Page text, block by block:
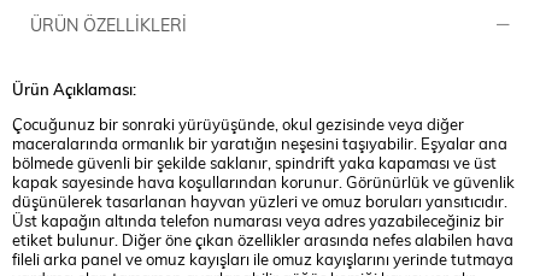
ÜRÜN ÖZELLIKLERI
Ürün Açıklaması:
Çocuğunuz bir sonraki yürüyüşünde, okul gezisinde veya diğer
maceralarında ormanlık bir yaratığın neşesini taşıyabilir. Eşyalar ana
bölmede güvenli bir şekilde saklanır, spindrift yaka kapaması ve üst
kapak sayesinde hava koşullarından korunur. Görünürlük ve güvenlik
düşünülerek tasarlanan hayvan yüzleri ve omuz boruları yansıtıcıdır.
Üst kapağın altında telefon numarası veya adres yazabileceğiniz bir
etiket bulunur. Diğer öne çıkan özellikler arasında nefes alabilen hava
fileli arka panel ve omuz kayışları ile omuz kayışlarını yerinde tutmaya